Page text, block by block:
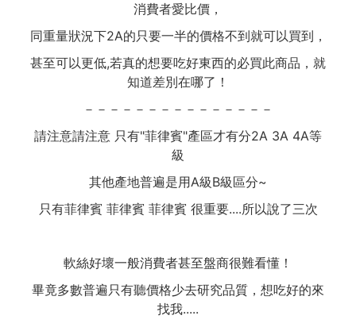
消費者愛比價，
同重量狀況下2A的只要一半的價格不到就可以買到，
甚至可以更低,若真的想要吃好東西的必買此商品，就
知道差別在哪了！
－－－－－－－－－－－－－－－
請注意請注意 只有"菲律賓"產區才有分2A 3A 4A等
級
其他產地普遍是用A級B級區分~
只有菲律賓 菲律賓 菲律賓 很重要....所以說了三次
軟絲好壞一般消費者甚至盤商很難看懂！
畢竟多數普遍只有聽價格少去研究品質，想吃好的來
找我.....